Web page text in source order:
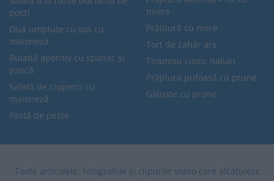
post)
Ouă umplute cu sos cu
maioneză
Ruladă aperitiv cu spanac și
șuncă
Salată de ciuperci cu
maioneză
Pastă de pește
miere
Prăjitură cu mere
Tort de zahăr ars
Tiramisu clasic italian
Prăjitură pufoasă cu prune
Găluște cu prune
Toate articolele, fotografiile și clipurile video care alcătuiesc